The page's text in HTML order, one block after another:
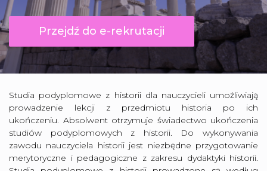
Przejdź do e-rekrutacji
Studia podyplomowe z historii dla nauczycieli umożliwiają
prowadzenie lekcji z przedmiotu historia po ich
ukończeniu. Absolwent otrzymuje świadectwo ukończenia
studiów podyplomowych z historii. Do wykonywania
zawodu nauczyciela historii jest niezbędne przygotowanie
merytoryczne i pedagogiczne z zakresu dydaktyki historii.